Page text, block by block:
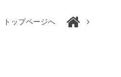
トップページへ